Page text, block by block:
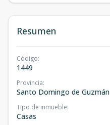
Resumen
Código:
1449
Provincia:
Santo Domingo de Guzmán
Tipo de inmueble:
Casas